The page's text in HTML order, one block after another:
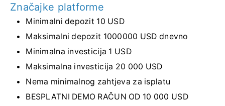
Značajke platforme
Minimalni depozit 10 USD
Maksimalni depozit 1000000 USD dnevno
Minimalna investicija 1 USD
Maksimalna investicija 20 000 USD
Nema minimalnog zahtjeva za isplatu
BESPLATNI DEMO RAČUN OD 10 000 USD